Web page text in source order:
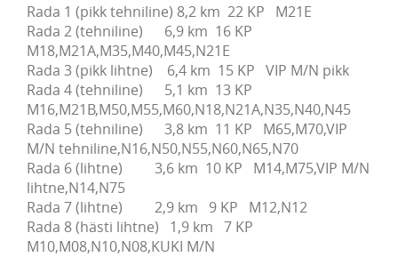
Rada 1 (pikk tehniline) 8,2 km  22 KP   M21E
Rada 2 (tehniline)      6,9 km  16 KP
M18,M21A,M35,M40,M45,N21E
Rada 3 (pikk lihtne)    6,4 km  15 KP   VIP M/N pikk
Rada 4 (tehniline)      5,1 km  13 KP
M16,M21B,M50,M55,M60,N18,N21A,N35,N40,N45
Rada 5 (tehniline)      3,8 km  11 KP   M65,M70,VIP
M/N tehniline,N16,N50,N55,N60,N65,N70
Rada 6 (lihtne)         3,6 km  10 KP   M14,M75,VIP M/N
lihtne,N14,N75
Rada 7 (lihtne)         2,9 km   9 KP   M12,N12
Rada 8 (hästi lihtne)   1,9 km   7 KP
M10,M08,N10,N08,KUKI M/N